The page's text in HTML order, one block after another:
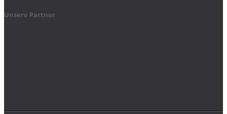
Unsere Partner